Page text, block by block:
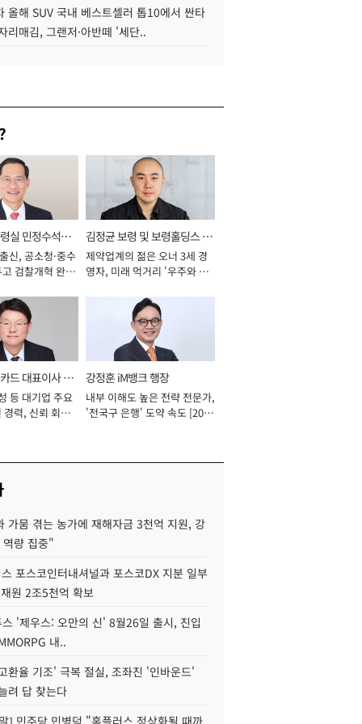
올해 SUV 국내 베스트셀러 톱10에서 싼타
리매김, 그랜저·아반떼 '세단..
실 민정수석비
신, 공소청·중수
검찰개혁 완수
김정균 보령 및 보령홀딩스 대
표이사 사장
제약업계의 젊은 오너 3세 경
영자, 미래 먹거리 '우주와 헬
드 대표이사 사
등 대기업 주요
경력, 신뢰 회복
강정훈 iM뱅크 행장
내부 이해도 높은 전략 전문가,
'전국구 은행' 도약 속도 [2026
가뭄 겪는 농가에 재해자금 3천억 지원, 강
량 집중"
포스코인터내셔널과 포스코DX 지분 일부
원 2조5천억 확보
'제우스: 오만의 신' 8월26일 출시, 진입
내..
환율 기조' 극복 절실, 조좌진 '인바운드'
려 답 찾는다
] 민주당 민병덕 "홈플러스 정상화될 때까